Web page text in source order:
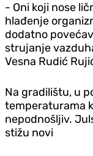
- Oni koji nose
hlađenje
dodatno
strujanje
Vesna Rudić
Na gradilištu, u
temperaturama
nepodnošljiv.
stižu novi